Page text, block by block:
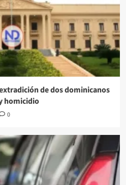
de dos dominicanos
homicidio
0